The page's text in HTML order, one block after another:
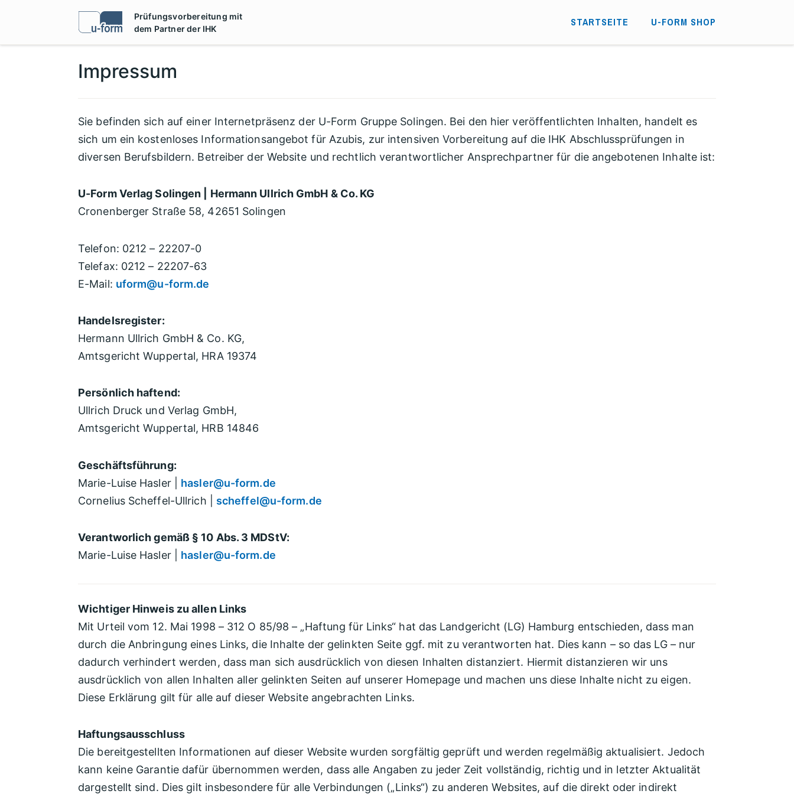
Prüfungsvorbereitung mit
dem Partner der IHK
STARTSEITE U-FORM SHOP
Impressum
Sie befinden sich auf einer Internetpräsenz der U-Form Gruppe Solingen. Bei den hier veröffentlichten Inhalten, handelt es
sich um ein kostenloses Informationsangebot für Azubis, zur intensiven Vorbereitung auf die IHK Abschlussprüfungen in
diversen Berufsbildern. Betreiber der Website und rechtlich verantwortlicher Ansprechpartner für die angebotenen Inhalte ist:
U-Form Verlag Solingen | Hermann Ullrich GmbH & Co. KG
Cronenberger Straße 58, 42651 Solingen
Telefon: 0212 – 22207-0
Telefax: 0212 – 22207-63
E-Mail: uform@u-form.de
Handelsregister:
Hermann Ullrich GmbH & Co. KG,
Amtsgericht Wuppertal, HRA 19374
Persönlich haftend:
Ullrich Druck und Verlag GmbH,
Amtsgericht Wuppertal, HRB 14846
Geschäftsführung:
Marie-Luise Hasler | hasler@u-form.de
Cornelius Scheffel-Ullrich | scheffel@u-form.de
Verantworlich gemäß § 10 Abs. 3 MDStV:
Marie-Luise Hasler | hasler@u-form.de
Wichtiger Hinweis zu allen Links
Mit Urteil vom 12. Mai 1998 – 312 O 85/98 – „Haftung für Links“ hat das Landgericht (LG) Hamburg entschieden, dass man
durch die Anbringung eines Links, die Inhalte der gelinkten Seite ggf. mit zu verantworten hat. Dies kann – so das LG – nur
dadurch verhindert werden, dass man sich ausdrücklich von diesen Inhalten distanziert. Hiermit distanzieren wir uns
ausdrücklich von allen Inhalten aller gelinkten Seiten auf unserer Homepage und machen uns diese Inhalte nicht zu eigen.
Diese Erklärung gilt für alle auf dieser Website angebrachten Links.
Haftungsausschluss
Die bereitgestellten Informationen auf dieser Website wurden sorgfältig geprüft und werden regelmäßig aktualisiert. Jedoch
kann keine Garantie dafür übernommen werden, dass alle Angaben zu jeder Zeit vollständig, richtig und in letzter Aktualität
dargestellt sind. Dies gilt insbesondere für alle Verbindungen („Links“) zu anderen Websites, auf die direkt oder indirekt